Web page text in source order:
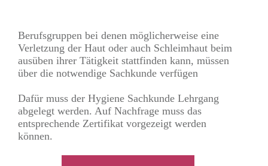
Berufsgruppen bei denen möglicherweise eine
Verletzung der Haut oder auch Schleimhaut beim
ausüben ihrer Tätigkeit stattfinden kann, müssen
über die notwendige Sachkunde verfügen
Dafür muss der Hygiene Sachkunde Lehrgang
abgelegt werden. Auf Nachfrage muss das
entsprechende Zertifikat vorgezeigt werden
können.